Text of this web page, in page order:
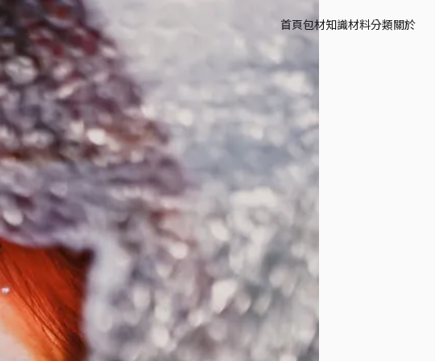
首頁包材知識材料分類關於